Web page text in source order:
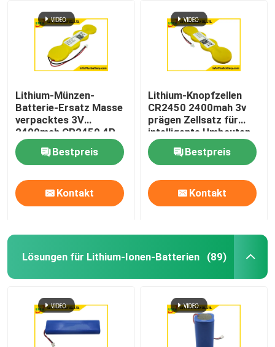
Lithium-Münzen-
Batterie-Ersatz Masse
verpacktes 3V
2400mah CR2450 4P
Bestpreis
Kontakt
Lithium-Knopfzellen
CR2450 2400mah 3v
prägen Zellsatz für
intelligente Umbauten
Bestpreis
Kontakt
Lösungen für Lithium-Ionen-Batterien (89)